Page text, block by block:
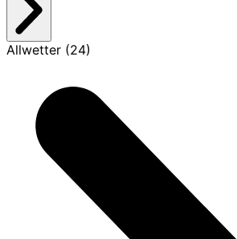
Allwetter (24)